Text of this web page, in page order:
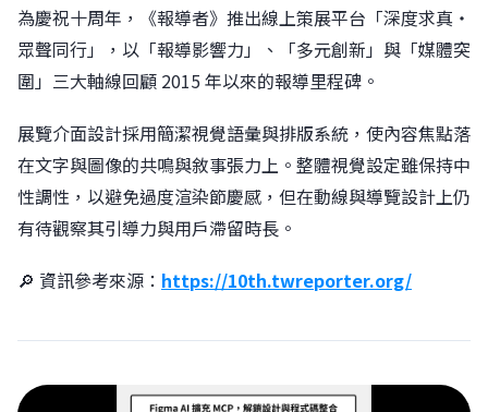
為慶祝十周年，《報導者》推出線上策展平台「深度求真・
眾聲同行」，以「報導影響力」、「多元創新」與「媒體突
圍」三大軸線回顧 2015 年以來的報導里程碑。
展覽介面設計採用簡潔視覺語彙與排版系統，使內容焦點落
在文字與圖像的共鳴與敘事張力上。整體視覺設定雖保持中
性調性，以避免過度渲染節慶感，但在動線與導覽設計上仍
有待觀察其引導力與用戶滯留時長。
🔎 資訊參考來源： https://10th.twreporter.org/